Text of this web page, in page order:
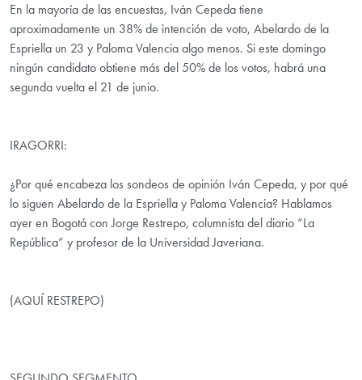
En la mayoría de las encuestas, Iván Cepeda tiene
aproximadamente un 38% de intención de voto, Abelardo de la
Espriella un 23 y Paloma Valencia algo menos. Si este domingo
ningún candidato obtiene más del 50% de los votos, habrá una
segunda vuelta el 21 de junio.
IRAGORRI:
¿Por qué encabeza los sondeos de opinión Iván Cepeda, y por qué
lo siguen Abelardo de la Espriella y Paloma Valencia? Hablamos
ayer en Bogotá con Jorge Restrepo, columnista del diario “La
República” y profesor de la Universidad Javeriana.
(AQUÍ RESTREPO)